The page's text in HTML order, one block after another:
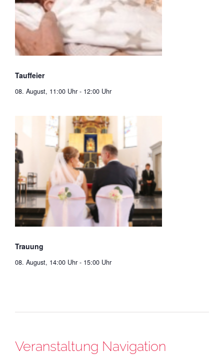
Tauffeier
08. August, 11:00 Uhr - 12:00 Uhr
Trauung
08. August, 14:00 Uhr - 15:00 Uhr
Veranstaltung Navigation